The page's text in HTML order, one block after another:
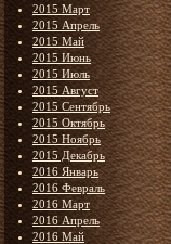
2015 Март
2015 Апрель
2015 Май
2015 Июнь
2015 Июль
2015 Август
2015 Сентябрь
2015 Октябрь
2015 Ноябрь
2015 Декабрь
2016 Январь
2016 Февраль
2016 Март
2016 Апрель
2016 Май